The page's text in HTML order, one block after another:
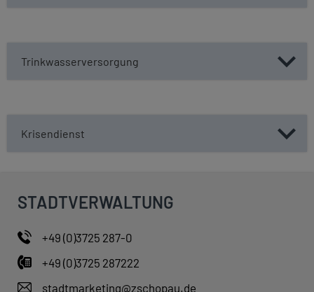
Trinkwasserversorgung
Krisendienst
STADTVERWALTUNG
+49 (0)3725 287-0
+49 (0)3725 287222
stadtmarketing@zschopau.de